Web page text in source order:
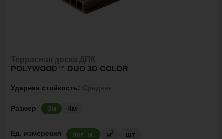
POLYWOOD™ DUO 3D COLOR
Ударная стойкость:
Размер 3м 4м
Ед. измерения пог. м. м2 шт